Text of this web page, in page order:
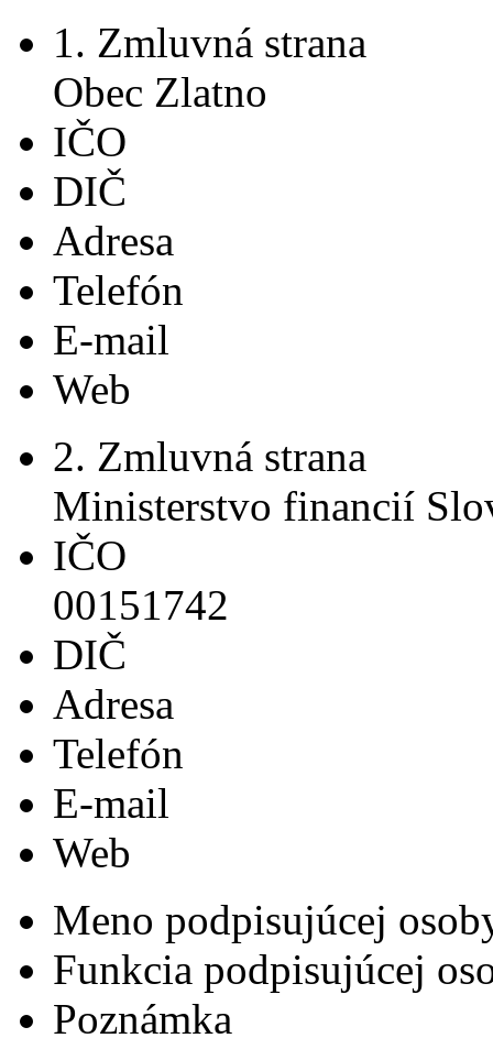
1. Zmluvná strana
Obec Zlatno
IČO
DIČ
Adresa
Telefón
E-mail
Web
2. Zmluvná strana
Ministerstvo financií
IČO
00151742
DIČ
Adresa
Telefón
E-mail
Web
Meno podpisujúcej
Funkcia podpisujúcej
Poznámka